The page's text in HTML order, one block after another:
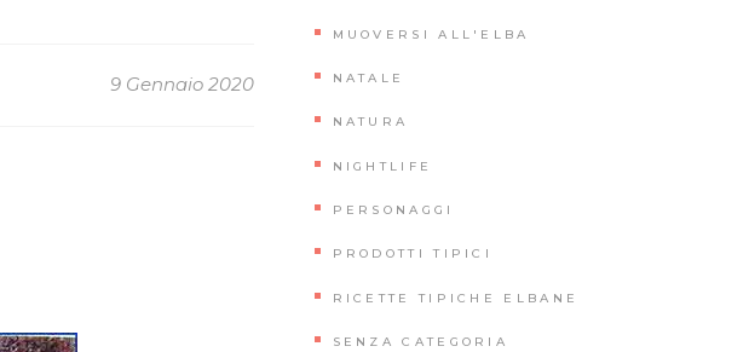
9 Gennaio 2020
MUOVERSI ALL'ELBA
NATALE
NATURA
NIGHTLIFE
PERSONAGGI
PRODOTTI TIPICI
RICETTE TIPICHE ELBANE
SENZA CATEGORIA